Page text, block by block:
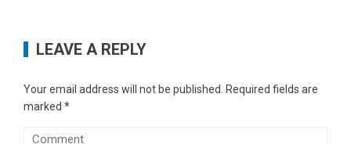
LEAVE A REPLY
Your email address will not be published.
Required fields are
marked *